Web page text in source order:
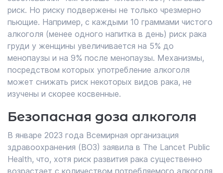
риск. Но риску подвержены не только чрезмерно
пьющие. Например, с каждыми 10 граммами чистого
алкоголя (менее одного напитка в день) риск рака
груди у женщины увеличивается на 5% до
менопаузы и на 9% после менопаузы. Механизмы,
посредством которых употребление алкоголя
может снижать риск некоторых видов рака, не
изучены и скорее косвенные.
Безопасная доза алкоголя
В январе 2023 года Всемирная организация
здравоохранения (ВОЗ) заявила в The Lancet Public
Health, что, хотя риск развития рака существенно
возрастает с количеством потребляемого алкоголя,